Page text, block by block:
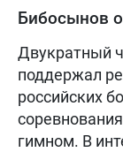
Бибосынов
Двукратный
поддержал
российских
гимном. В